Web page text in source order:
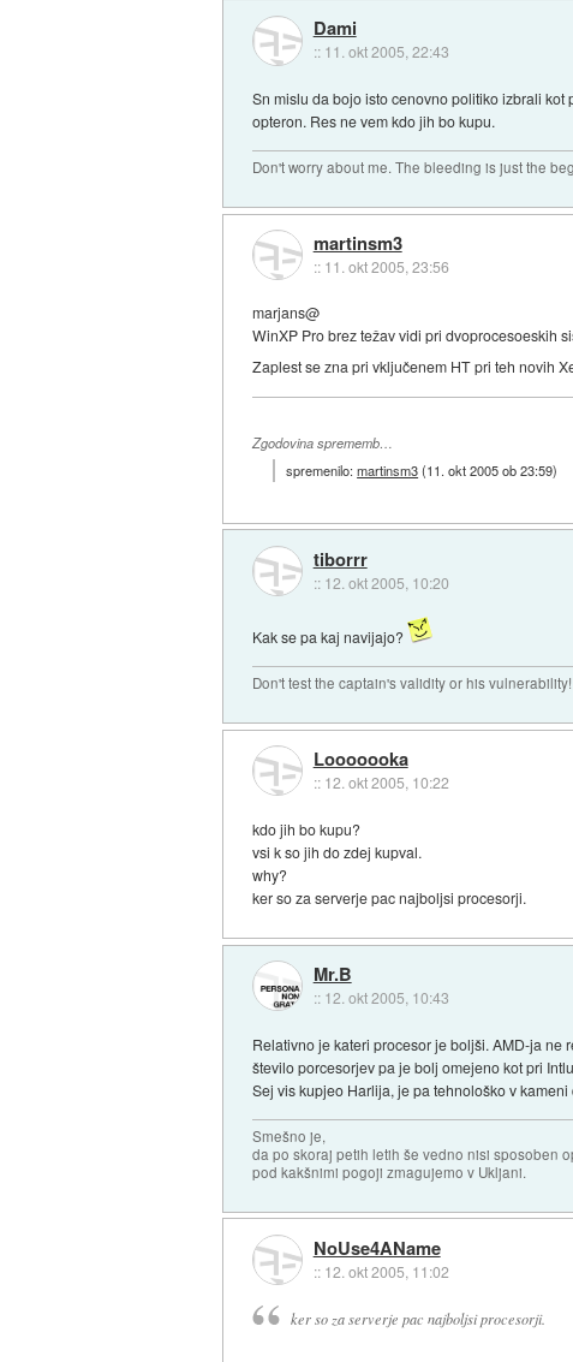
Dami
:: 11. okt 2005, 22:43
Sn mislu da bojo isto cenovno politiko izbrali
opteron. Res ne vem kdo jih bo kupu.
Don't worry about me. The bleeding is just the
martinsm3
:: 11. okt 2005, 23:56
marjans@
WinXP Pro brez težav vidi pri dvoprocesoeskih
Zaplest se zna pri vključenem HT pri teh novih
Zgodovina sprememb…
spremenilo:martinsm3(11. okt 2005 ob 23:59)
tiborrr
:: 12. okt 2005, 10:20
Kak se pa kaj navijajo?
Don't test the captain's validity or his vulnerability!
Looooooka
:: 12. okt 2005, 10:22
kdo jih bo kupu?
vsi k so jih do zdej kupval.
why?
ker so za serverje pac najboljsi procesorji.
Mr.B
:: 12. okt 2005, 10:43
Relativno je kateri procesor je boljši. AMD-ja ne
število porcesorjev pa je bolj omejeno kot pri
Sej vis kupjeo Harlija, je pa tehnološko v
Smešno je,
da po skoraj petih letih še vedno nisi sposoben
pod kakšnimi pogoji zmagujemo v Ukljani.
NoUse4AName
:: 12. okt 2005, 11:02
ker so za serverje pac najboljsi procesorji.